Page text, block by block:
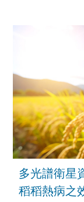
多光譜衛星
稻稻熱病之